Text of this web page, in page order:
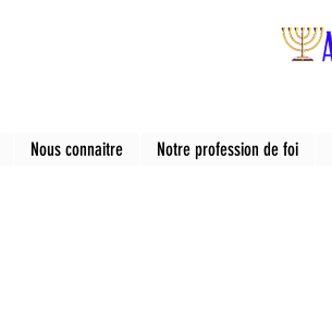
Nous connaitre Notre profession de foi